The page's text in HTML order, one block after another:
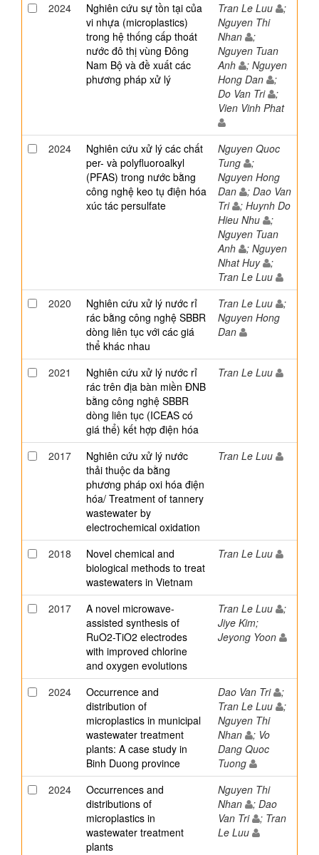
2024
Nghiên cứu sự tồn tại của
vi nhựa (microplastics)
trong hệ thống cấp thoát
nước đô thị vùng Đông
Nam Bộ và đề xuất các
phương pháp xử lý
Tran Le Luu
;
Nguyen Thi
Nhan
;
Nguyen Tuan
Anh
; Nguyen
Hong Dan
;
Do Van Tri
;
Vien Vinh Phat
2024
Nghiên cứu xử lý các chất
per- và polyfluoroalkyl
(PFAS) trong nước bằng
công nghệ keo tụ điện hóa
xúc tác persulfate
Nguyen Quoc
Tung
;
Nguyen Hong
Dan
; Dao Van
Tri
; Huynh Do
Hieu Nhu
;
Nguyen Tuan
Anh
; Nguyen
Nhat Huy
;
Tran Le Luu
2020
Nghiên cứu xử lý nước rỉ
rác bằng công nghệ SBBR
dòng liên tục với các giá
thể khác nhau
Tran Le Luu
;
Nguyen Hong
Dan
2021
Nghiên cứu xử lý nước rỉ
rác trên địa bàn miền ĐNB
bằng công nghệ SBBR
dòng liên tục (ICEAS có
giá thể) kết hợp điện hóa
Tran Le Luu
2017
Nghiên cứu xử lý nước
thải thuộc da bằng
phương pháp oxi hóa điện
hóa/ Treatment of tannery
wastewater by
electrochemical oxidation
Tran Le Luu
2018
Novel chemical and
biological methods to treat
wastewaters in Vietnam
Tran Le Luu
2017
A novel microwave-
assisted synthesis of
RuO2-TiO2 electrodes
with improved chlorine
and oxygen evolutions
Tran Le Luu
;
Jiye Kim;
Jeyong Yoon
2024
Occurrence and
distribution of
microplastics in municipal
wastewater treatment
plants: A case study in
Binh Duong province
Dao Van Tri
;
Tran Le Luu
;
Nguyen Thi
Nhan
; Vo
Dang Quoc
Tuong
2024
Occurrences and
distributions of
microplastics in
wastewater treatment
plants
Nguyen Thi
Nhan
; Dao
Van Tri
; Tran
Le Luu